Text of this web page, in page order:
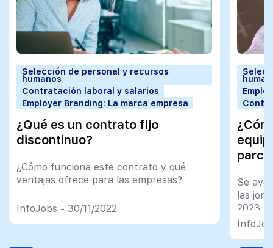
Selección de personal y recursos
humanos
Contratación laboral y salarios
Employer Branding: La marca empresa
¿Qué es un contrato fijo
discontinuo?
¿Cómo funciona este contrato y qué
ventajas ofrece para las empresas?
InfoJobs - 30/11/2022
Se
las
2023